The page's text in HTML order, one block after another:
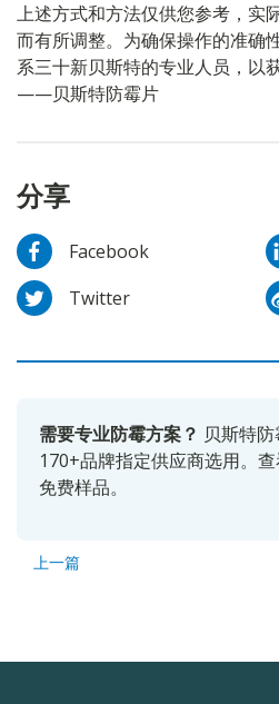
上述方式和方法仅供您参考，实
而有所调整。为确保操作的准确
系三十新贝斯特的专业人员，以
——贝斯特防霉片
分享
Facebook
Twitter
需要专业防霉方案？ 贝斯特
170+品牌指定供应商选用。
免费样品。
上一篇